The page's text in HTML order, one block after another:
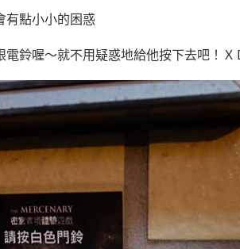
有點小小的困惑
鈴喔～就不用疑惑地給他按下去吧！Ｘ